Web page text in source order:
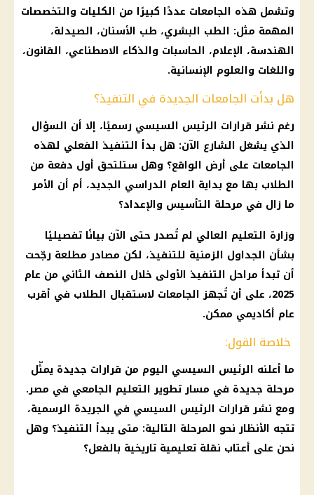
وتشمل هذه الجامعات عددًا كبيرًا من الكليات والتخصصات
المهمة مثل: الطب البشري، طب الأسنان، الصيدلة،
الهندسة، الإعلام، الحاسبات والذكاء الاصطناعي، القانون،
واللغات والعلوم الإنسانية.
هل بدأت الجامعات الجديدة في التنفيذ؟
رغم نشر قرارات الرئيس السيسي رسميًا، إلا أن السؤال
الذي يشغل الشارع الآن: هل بدأ التنفيذ الفعلي لهذه
الجامعات على أرض الواقع؟ وهل ستلتحق أول دفعة من
الطلاب بها مع بداية العام الدراسي الجديد، أم أن الأمر
ما زال في مرحلة التأسيس والإعداد؟
وزارة التعليم العالي لم تُصدر حتى الآن بيانًا تفصيليًا
بشأن الجداول الزمنية للتنفيذ، لكن مصادر مطلعة رجّحت
أن تبدأ مراحل التنفيذ الأولى خلال النصف الثاني من عام
2025، على أن تُجهز الجامعات لاستقبال الطلاب في أقرب
عام أكاديمي ممكن.
خلاصة القول:
ما أعلنه الرئيس السيسي اليوم من قرارات جديدة يمثّل
مرحلة جديدة في مسار تطوير التعليم الجامعي في مصر.
ومع نشر قرارات الرئيس السيسي في الجريدة الرسمية،
تتجه الأنظار نحو المرحلة التالية: متى يبدأ التنفيذ؟ وهل
نحن على أعتاب نقلة تعليمية تاريخية بالفعل؟